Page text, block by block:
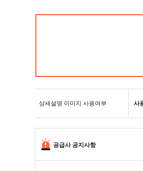
상세설명 이미지 사용여부 사
공급사 공지사항